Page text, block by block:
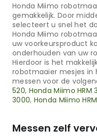
Honda Miimo
gemakkelijk. Door
selecteert u snel het
Honda Miimo
uw voorkeursproduct
onderhouden van uw
Hierdoor is het
robotmaaier mesjes in
messen voor de
520, Honda Miimo HRM
3000, Honda Miimo
Messen zelf